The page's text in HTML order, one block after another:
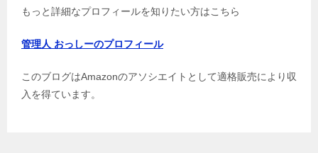
もっと詳細なプロフィールを知りたい方はこちら
管理人 おっしーのプロフィール
このブログはAmazonのアソシエイトとして適格販売により収
入を得ています。